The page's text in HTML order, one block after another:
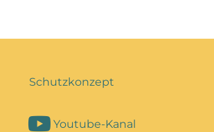
Schutzkonzept
Youtube-Kanal